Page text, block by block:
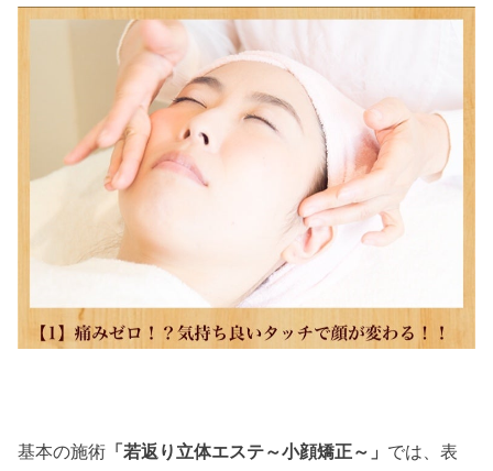
基本の施術 「若返り立体エステ～小顔矯正～」 では、表